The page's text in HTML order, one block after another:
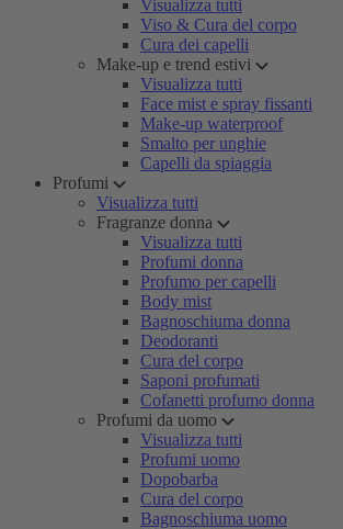
Visualizza tutti
Viso & Cura del corpo
Cura dei capelli
Make-up e trend estivi
Visualizza tutti
Face mist e spray fissanti
Make-up waterproof
Smalto per unghie
Capelli da spiaggia
Profumi
Visualizza tutti
Fragranze donna
Visualizza tutti
Profumi donna
Profumo per capelli
Body mist
Bagnoschiuma donna
Deodoranti
Cura del corpo
Saponi profumati
Cofanetti profumo donna
Profumi da uomo
Visualizza tutti
Profumi uomo
Dopobarba
Cura del corpo
Bagnoschiuma uomo